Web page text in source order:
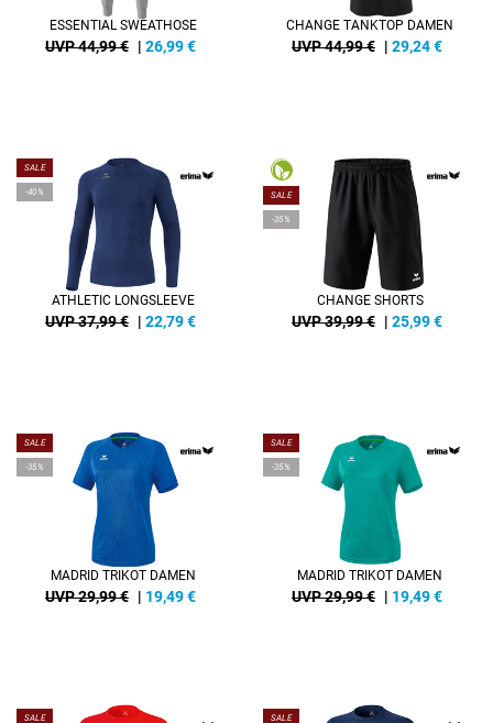
ESSENTIAL SWEATHOSE
UVP 44,99 € | 26,99€
CHANGE TANKTOP DAMEN
UVP 44,99 € | 29,24€
SALE
-40%
ATHLETIC LONGSLEEVE
UVP 37,99 € | 22,79€
SALE
-35%
CHANGE SHORTS
UVP 39,99 € | 25,99€
SALE
-35%
MADRID TRIKOT DAMEN
UVP 29,99 € | 19,49€
SALE
-35%
MADRID TRIKOT DAMEN
UVP 29,99 € | 19,49€
SALE SALE